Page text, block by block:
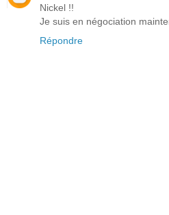
Nickel !!
Je suis en négociation
Répondre